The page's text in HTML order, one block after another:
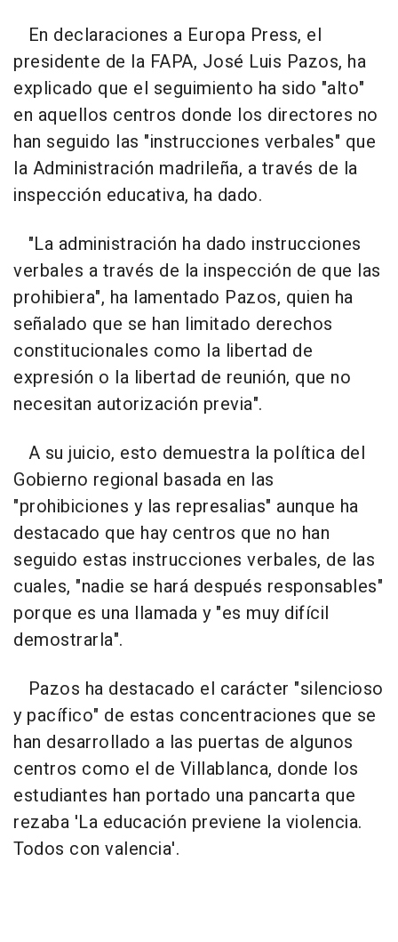
En declaraciones a Europa Press, el
presidente de la FAPA, José Luis Pazos, ha
explicado que el seguimiento ha sido "alto"
en aquellos centros donde los directores no
han seguido las "instrucciones verbales" que
la Administración madrileña, a través de la
inspección educativa, ha dado.
"La administración ha dado instrucciones
verbales a través de la inspección de que las
prohibiera", ha lamentado Pazos, quien ha
señalado que se han limitado derechos
constitucionales como la libertad de
expresión o la libertad de reunión, que no
necesitan autorización previa".
A su juicio, esto demuestra la política del
Gobierno regional basada en las
"prohibiciones y las represalias" aunque ha
destacado que hay centros que no han
seguido estas instrucciones verbales, de las
cuales, "nadie se hará después responsables"
porque es una llamada y "es muy difícil
demostrarla".
Pazos ha destacado el carácter "silencioso
y pacífico" de estas concentraciones que se
han desarrollado a las puertas de algunos
centros como el de Villablanca, donde los
estudiantes han portado una pancarta que
rezaba 'La educación previene la violencia.
Todos con valencia'.